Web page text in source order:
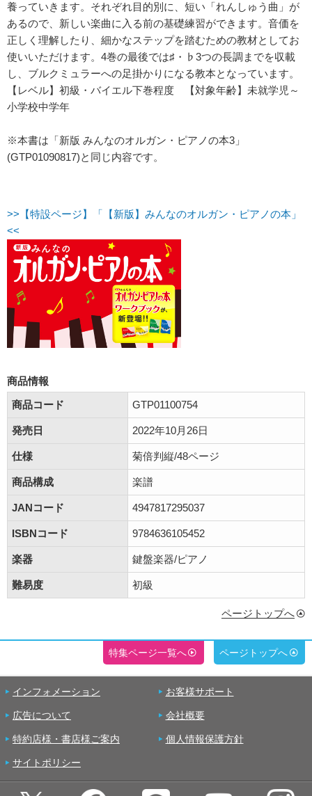
養っていきます。それぞれ目的別に、短い「れんしゅう曲」が
あるので、新しい楽曲に入る前の基礎練習ができます。音価を
正しく理解したり、細かなステップを踏むための教材としてお
使いいただけます。4巻の最後では♯・♭3つの長調までを収載
し、ブルクミュラーへの足掛かりになる教本となっています。
【レベル】初級・バイエル下巻程度 【対象年齢】未就学児～
小学校中学年
※本書は「新版 みんなのオルガン・ピアノの本3」
(GTP01090817)と同じ内容です。
>>【特設ページ】「【新版】みんなのオルガン・ピアノの本」
<<
商品情報
商品コード
GTP01100754
発売日 2022年10月26日
仕様 菊倍判縦/48ページ
商品構成 楽譜
JANコード 4947817295037
ISBNコード 9784636105452
楽器 鍵盤楽器/ピアノ
難易度 初級
ページトップへ
特集ページ一覧へ ページトップへ
インフォメーション お客様サポート
広告について 会社概要
特約店様・書店様ご案内 個人情報保護方針
サイトポリシー